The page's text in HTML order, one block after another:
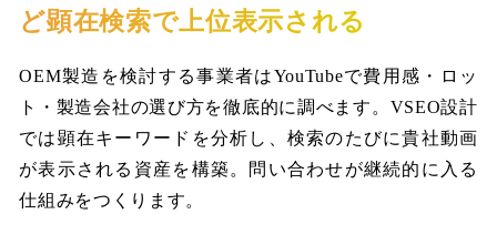
ど顕在検索で上位表示される
OEM製造を検討する事業者はYouTubeで費用感・ロッ
ト・製造会社の選び方を徹底的に調べます。VSEO設計
では顕在キーワードを分析し、検索のたびに貴社動画
が表示される資産を構築。問い合わせが継続的に入る
仕組みをつくります。